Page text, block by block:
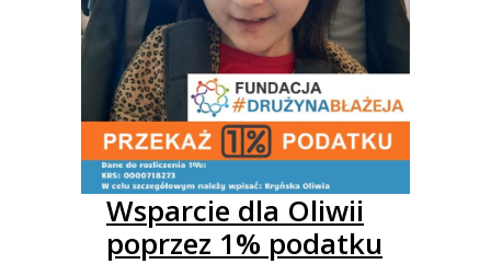
Wsparcie dla Oliwii
poprzez 1% podatku